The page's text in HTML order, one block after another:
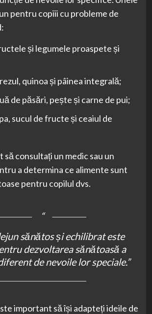
pentru copiii cu probleme de
și legumele proaspete și
quinoa și pâinea integrală;
de păsări, pește și carne de pui;
sucul de fructe și ceaiul de
să consultați un medic sau un
a determina ce alimente sunt
pentru copilul dvs.
sănătos și echilibrat este
dezvoltarea sănătoasă a
de nevoile lor speciale.”
important să își adapteți ideile de